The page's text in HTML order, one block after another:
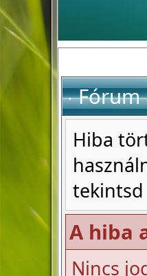
Fórum
Hiba
tekintsd
A hiba
Nincs